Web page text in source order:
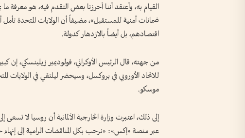
القيام به، وأعتقد أننا أحرزنا بعض التقدم فيه، هو معرفة
ضمانات أمنية للمستقبل»، مضيفاً أن الولايات المتحدة
اقتصادهم، بل أيضاً بالازدهار كدولة.
من جهته، قال الرئيس الأوكراني، فولوديمير زيلينسكي،
للاتحاد الأوروبي في بروكسل، وسيحضر ليلتقي في الولايات
موسكو.
إلى ذلك، اعتبرت وزارة الخارجية الألمانية أن روسيا لا تسعى
عبر منصة «إكس»: «نرحب بكل المناقشات الرامية إلى